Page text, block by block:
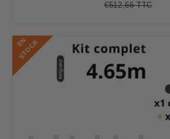
Prix
€512,66 TTC
E
N
S
T
O
C
K